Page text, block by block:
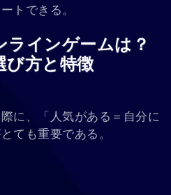
トできる。
ラインゲームは？
び方と特徴
に、「人気がある＝自分に
ても重要である。